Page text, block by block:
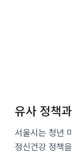
유사 정책
서울시는 청년
정신건강 정책